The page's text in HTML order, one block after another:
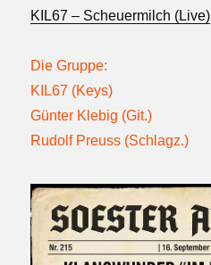
KIL67 – Scheuermilch (Live)
Die Gruppe:
KIL67 (Keys)
Günter Klebig (Git.)
Rudolf Preuss (Schlagz.)